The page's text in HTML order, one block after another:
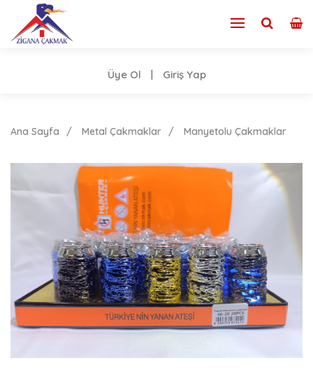
Üye Ol Giriş Yap
Ana Sayfa Metal Çakmaklar Manyetolu Çakmaklar